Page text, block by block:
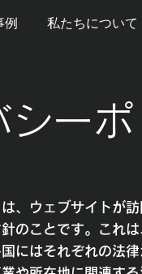
例 私たちについて
シー
、ウェブサイトが
のことです。これ
にはそれぞれの法